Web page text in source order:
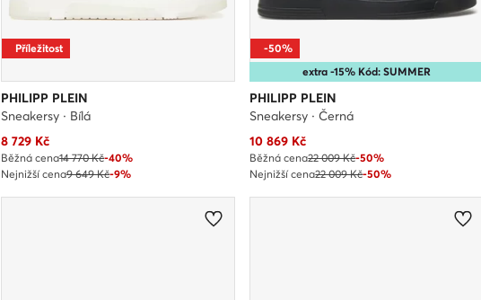
Příležitost
PHILIPP PLEIN
Sneakersy · Bílá
Aktuální cena
8 729Kč
Běžná cena14 770 Kč-40%
Nejnižší cena9 649 Kč-9%
extra -15% Kód: SUMMER
-50%
PHILIPP PLEIN
Sneakersy · Černá
Aktuální cena
10 869 Kč
Běžná cena22 009 Kč-50%
Nejnižší cena22 009 Kč-50%